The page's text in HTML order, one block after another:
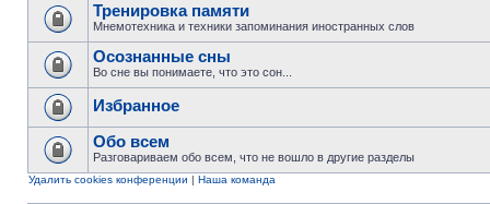
Тренировка памяти
Мнемотехника и техники запоминания иностранных слов
Осознанные сны
Во сне вы понимаете, что это сон...
Избранное
Обо всем
Разговариваем обо всем, что не вошло в другие разделы
Удалить cookies конференции | Наша команда